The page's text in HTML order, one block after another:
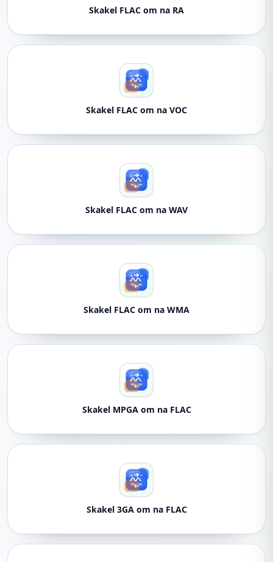
Skakel FLAC om na RA
Skakel FLAC om na VOC
Skakel FLAC om na WAV
Skakel FLAC om na WMA
Skakel MPGA om na FLAC
Skakel 3GA om na FLAC